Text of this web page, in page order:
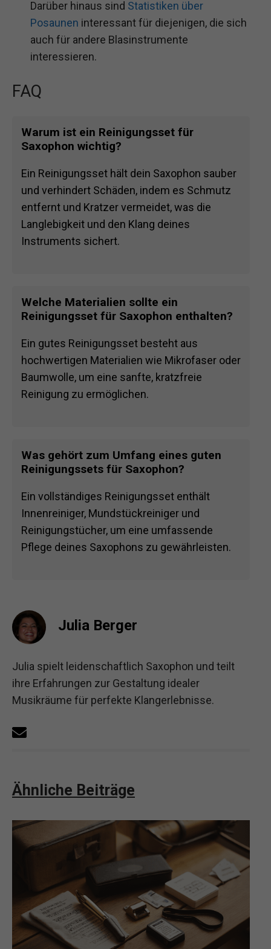
Darüber hinaus sind Statistiken über
Posaunen interessant für diejenigen, die sich
auch für andere Blasinstrumente
interessieren.
FAQ
Warum ist ein Reinigungsset für
Saxophon wichtig?
Ein Reinigungsset hält dein Saxophon sauber
und verhindert Schäden, indem es Schmutz
entfernt und Kratzer vermeidet, was die
Langlebigkeit und den Klang deines
Instruments sichert.
Welche Materialien sollte ein
Reinigungsset für Saxophon enthalten?
Ein gutes Reinigungsset besteht aus
hochwertigen Materialien wie Mikrofaser oder
Baumwolle, um eine sanfte, kratzfreie
Reinigung zu ermöglichen.
Was gehört zum Umfang eines guten
Reinigungssets für Saxophon?
Ein vollständiges Reinigungsset enthält
Innenreiniger, Mundstückreiniger und
Reinigungstücher, um eine umfassende
Pflege deines Saxophons zu gewährleisten.
Julia Berger
Julia spielt leidenschaftlich Saxophon und teilt
ihre Erfahrungen zur Gestaltung idealer
Musikräume für perfekte Klangerlebnisse.
Ähnliche Beiträge